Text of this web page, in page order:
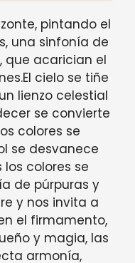
pintando el
una sinfonía de
que acarician el
cielo se tiñe
lienzo celestial
se convierte
colores se
se desvanece
colores se
de púrpuras y
y nos invita a
el firmamento,
y magia, las
armonía,